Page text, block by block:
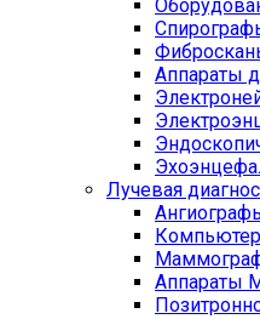
Аппараты
Лучевая
Аппараты